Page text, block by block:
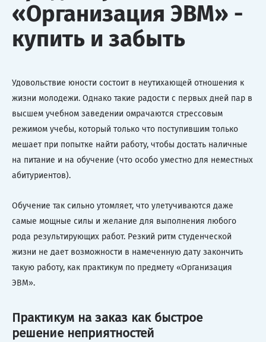
«Организация ЭВМ» -
купить и забыть
Удовольствие юности состоит в неутихающей отношения к
жизни молодежи. Однако такие радости с первых дней пар в
высшем учебном заведении омрачаются стрессовым
режимом учебы, который только что поступившим только
мешает при попытке найти работу, чтобы достать наличные
на питание и на обучение (что особо уместно для неместных
абитуриентов).
Обучение так сильно утомляет, что улетучиваются даже
самые мощные силы и желание для выполнения любого
рода результирующих работ. Резкий ритм студенческой
жизни не дает возможности в намеченную дату закончить
такую работу, как практикум по предмету «Организация
ЭВМ».
Практикум на заказ как быстрое
решение неприятностей